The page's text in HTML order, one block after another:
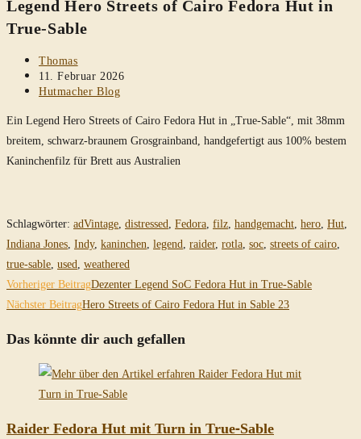
durchsuchen
Legend Hero Streets of Cairo Fedora Hut in
True-Sable
Beitrags-
Autor:
Thomas
Beitrag
veröffentlicht:
11. Februar 2026
Beitrags-
Hutmacher Blog
Ein Legend Hero Streets of Cairo Fedora Hut in „True-Sable“, mit 38mm
breitem, schwarz-braunem Grosgrainband, handgefertigt aus 100% bestem
Kaninchenfilz für Brett aus Australien
Schlagwörter: adVintage, distressed, Fedora, filz, handgemacht, hero, Hut,
Indiana Jones, Indy, kaninchen, legend, raider, rotla, soc, streets of cairo,
true-sable, used, weathered
Weitere
Artikel
ansehen
Vorheriger BeitragDezenter Legend SoC Fedora Hut in True-Sable
Nächster BeitragHero Streets of Cairo Fedora Hut in Sable 23
Das könnte dir auch gefallen
Raider Fedora Hut mit Turn in True-Sable